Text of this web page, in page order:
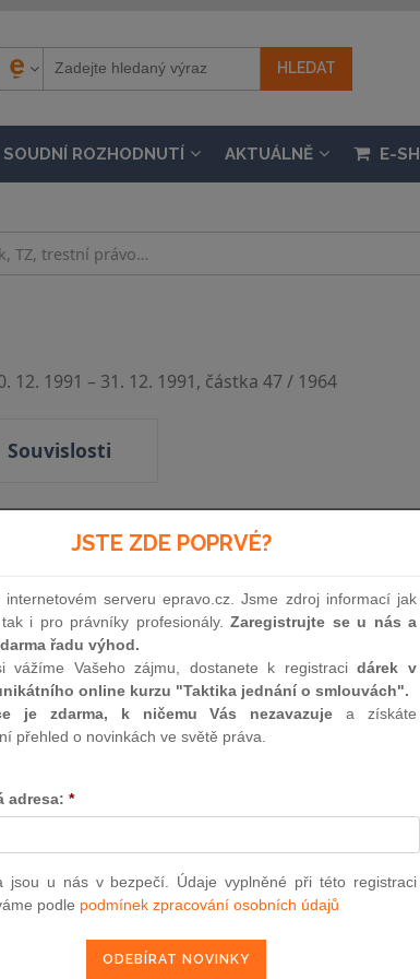
SOUDNÍ ROZHODNUTÍ AKTUÁLNĚ E-
1991 – 31. 12. 1991, částka 47 / 1964
Souvislosti
neúčinné zněníod 20. 12. 1991 - 31. 12. 1991
109
HOSPODÁŘSKÝ ZÁKONÍK
ze dne 4. června 1964
z toho, že vztahy vznikající při
osobních potřeb občanů jsou
a občanským zákoníkem, usneslo se
socialistické republiky na
ČÁST PRVNÍ
JSTE ZDE POPRVÉ?
serveru epravo.cz. Jsme zdroj informací jak
i pro právníky profesionály.Zaregistrujte se u nás a
řadu výhod.
vážíme Vašeho zájmu, dostanete k registracidárek v
online kurzu "Taktika jednání o smlouvách".
je zdarma, k ničemu Vás nezavazuje a získáte
přehled o novinkách ve světě práva.
adresa: *
jsou u nás v bezpečí. Údaje vyplněné při této registraci
podle podmínek zpracování osobních údajů